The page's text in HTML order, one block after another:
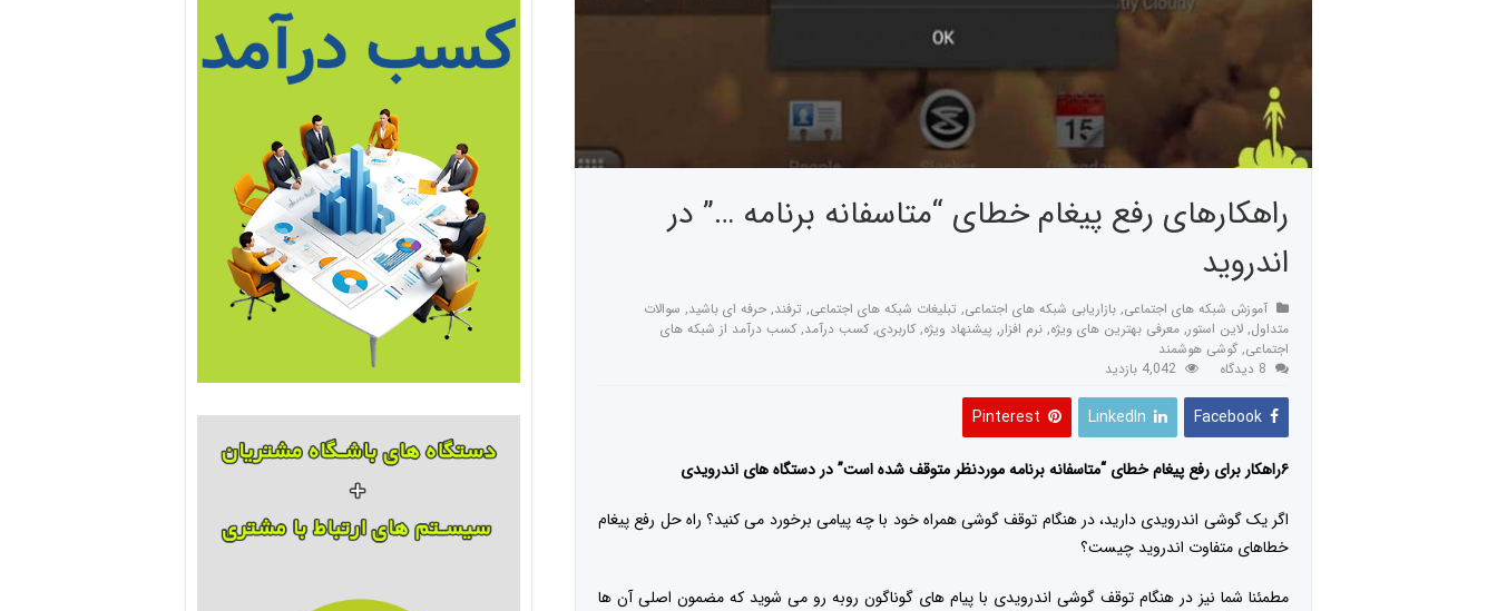
راهکارهای رفع پیغام خطای “متاسفانه برنامه …” در
اندروید
آموزش شبکه های اجتماعی, بازاریابی شبکه های اجتماعی, تبلیغات شبکه های اجتماعی, ترفند, حرفه ای باشید, سوالات
متداول, لاین استور, معرفی بهترین های ویژه, نرم افزار, پیشنهاد ویژه, کاربردی, کسب درآمد, کسب درآمد از شبکه های
اجتماعی, گوشی هوشمند
8 دیدگاه
4,042 بازدید
Facebook
LinkedIn
Pinterest
۶راهکار برای رفع پیغام خطای “متاسفانه برنامه موردنظر متوقف شده است” در دستگاه های اندرویدی
اگر یک گوشی اندرویدی دارید، در هنگام توقف گوشی همراه خود با چه پیامی برخورد می کنید؟ راه حل رفع پیغام
خطاهای متفاوت اندروید چیست؟
مطمئنا شما نیز در هنگام توقف گوشی اندرویدی با پیام های گوناگون روبه رو می شوید که مضمون اصلی آن ها